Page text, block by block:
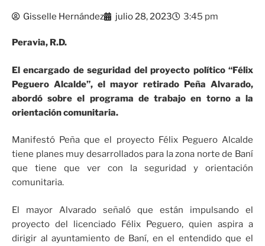
Gisselle Hernández julio 28, 2023 3:45 pm
Peravia, R.D.
El encargado de seguridad del proyecto político “Félix
Peguero Alcalde”, el mayor retirado Peña Alvarado,
abordó sobre el programa de trabajo en torno a la
orientación comunitaria.
Manifestó Peña que el proyecto Félix Peguero Alcalde
tiene planes muy desarrollados para la zona norte de Baní
que tiene que ver con la seguridad y orientación
comunitaria.
El mayor Alvarado señaló que están impulsando el
proyecto del licenciado Félix Peguero, quien aspira a
dirigir al ayuntamiento de Baní, en el entendido que el